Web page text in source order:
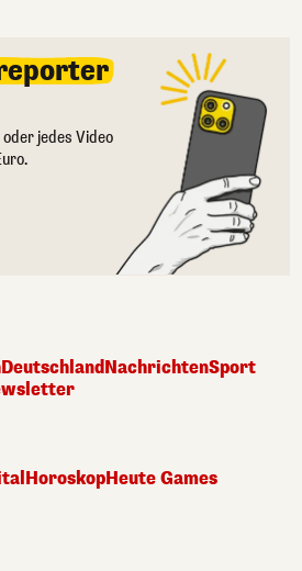
jedes Video
DeutschlandNachrichtenSport
HoroskopHeute Games